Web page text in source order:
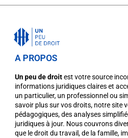
A PROPOS
Un peu de droitest votre source
informations juridiques claires et
un particulier, un professionnel ou
savoir plus sur vos droits, notre site
pédagogiques, des analyses
juridiques à jour. Nous couvrons
que le droit du travail, de la famille,